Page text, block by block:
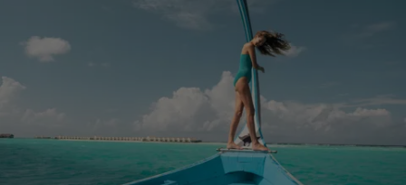
今すぐ予約
無料キャンセル